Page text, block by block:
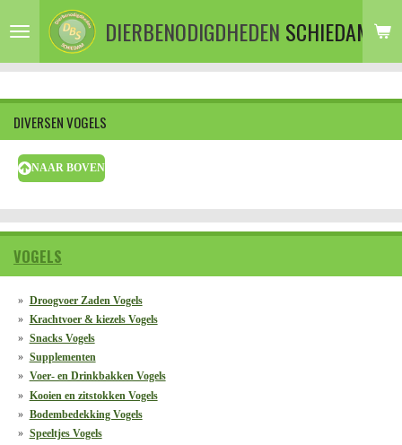
direct
de
DIERBENODIGDHEDEN SCHIEDAM
DIVERSEN VOGELS
NAAR BOVEN
VOGELS
Droogvoer Zaden Vogels
Krachtvoer & kiezels Vogels
Snacks Vogels
Supplementen
Voer- en Drinkbakken Vogels
Kooien en zitstokken Vogels
Bodembedekking Vogels
Speeltjes Vogels